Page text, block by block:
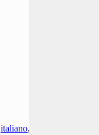
italiano,